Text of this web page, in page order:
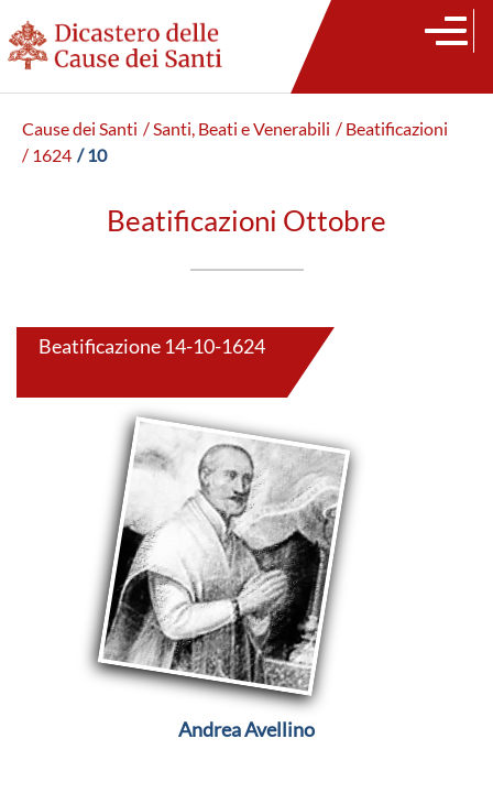
Cause dei Santi / Santi, Beati e Venerabili / Beatificazioni
/ 1624 / 10
Beatificazioni Ottobre
Beatificazione 14-10-1624
Andrea Avellino